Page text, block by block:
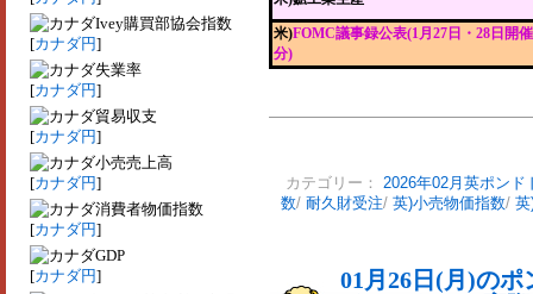
Ivey購買部協会指数
[カナダ円]
失業率
[カナダ円]
貿易収支
[カナダ円]
小売売上高
[カナダ円]
消費者物価指数
[カナダ円]
GDP
[カナダ円]
米)FOMC議事録公表(1月27日・28日開催
分)
カテゴリー： 2026年02月英ポンド
数/ 耐久財受注/ 英)小売物価指数/
01月26日(月)の